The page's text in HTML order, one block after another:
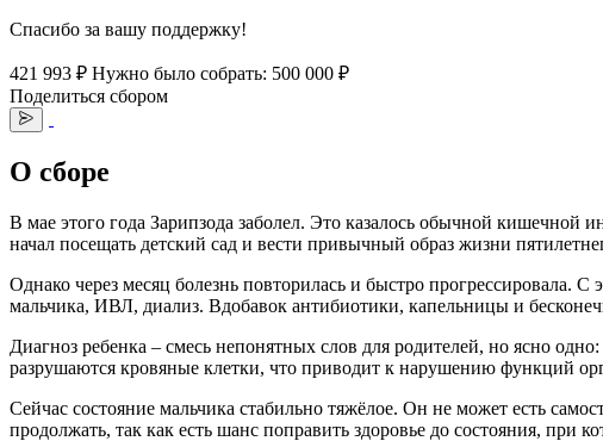
Спасибо за вашу поддержку!
421 993 ₽ Нужно было собрать: 500 000 ₽
Поделиться сбором
О сборе
В мае этого года Зарипзода заболел. Это казалось обычной
начал посещать детский сад и вести привычный образ жизни
Однако через месяц болезнь повторилась и быстро прогрессировала.
мальчика, ИВЛ, диализ. Вдобавок антибиотики, капельницы и
Диагноз ребенка – смесь непонятных слов для родителей, но ясно
разрушаются кровяные клетки, что приводит к нарушению функций
Сейчас состояние мальчика стабильно тяжёлое. Он не может есть
продолжать, так как есть шанс поправить здоровье до состояния, при